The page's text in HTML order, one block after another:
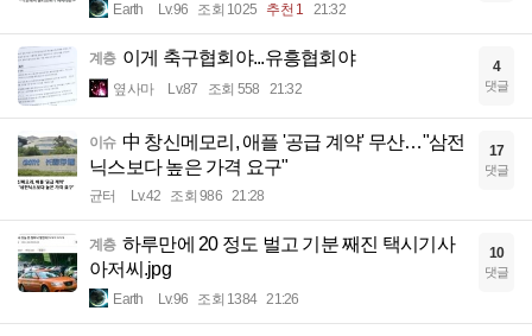
Earth Lv.96 조회 1025 추천 1 21:32
계층 이게 축구협회야...유흥협회야
옆사마 Lv.87 조회 558 21:32
4
댓글
이슈 中 창신메모리, 애플 '공급 계약' 무산…"삼전
닉스보다 높은 가격 요구"
균터 Lv.42 조회 986 21:28
17
댓글
계층 하루만에 20 정도 벌고 기분 째진 택시기사
아저씨.jpg
Earth Lv.96 조회 1384 21:26
10
댓글